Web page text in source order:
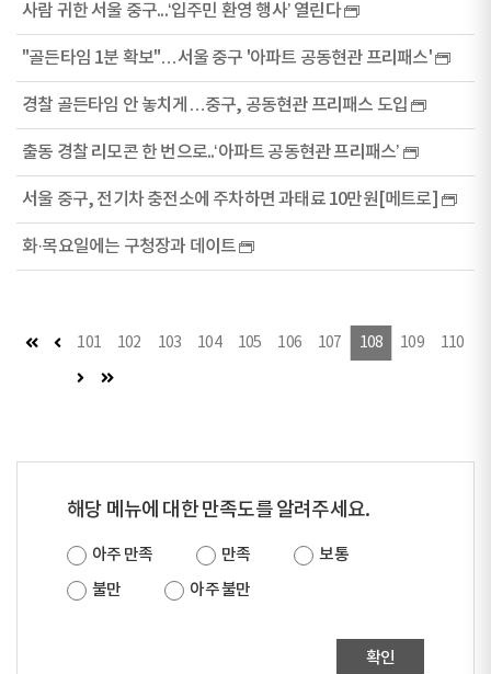
사람 귀한 서울 중구...‘입주민 환영 행사’ 열린다
"골든타임 1분 확보"…서울 중구 '아파트 공동현관 프리패스'
경찰 골든타임 안 놓치게…중구, 공동현관 프리패스 도입
출동 경찰 리모콘 한 번으로..‘아파트 공동현관 프리패스’
서울 중구, 전기차 충전소에 주차하면 과태료 10만원[메트로]
화·목요일에는 구청장과 데이트
첫 페이지
이전 페이지
101 102 103 104 105 106 107 108 109
110
다음 페이지마지막 페이지
해당 메뉴에 대한 만족도를 알려주세요.
아주 만족 만족
보통
불만
아주 불만
확인